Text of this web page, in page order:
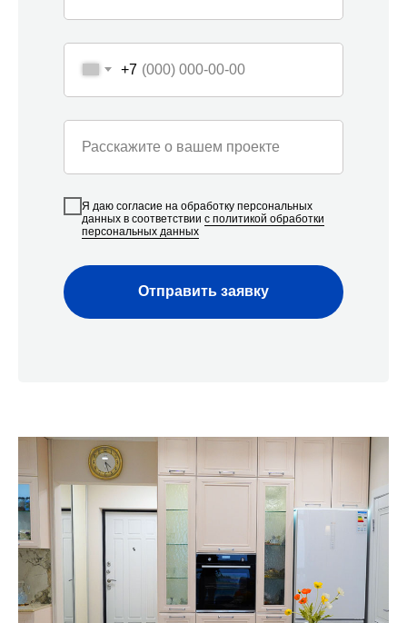
+7
Расскажите о вашем проекте
Я даю согласие на обработку персональных
данных в соответствии с политикой обработки
персональных данных
Отправить заявку
ключ до 12 проектов ежемесячно как в жилых, так и в
нежилых помещениях в Сочи. Средний опыт наших
г. Cочи, с/т Фронтовик , Транспортная 3
Строительная компания
«Азбука Ремонта»
+7(918) 616 53 53
ar123r@mail.ru